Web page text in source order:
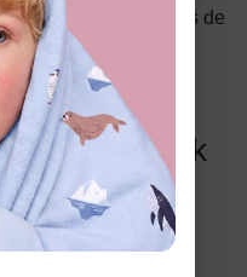
pour les fans de
Noël à
colorblock